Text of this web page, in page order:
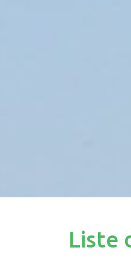
Liste